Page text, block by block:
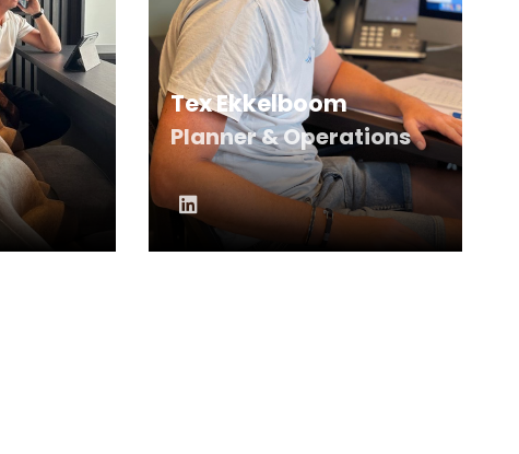
Tex Ekkelboom
Planner & Operations